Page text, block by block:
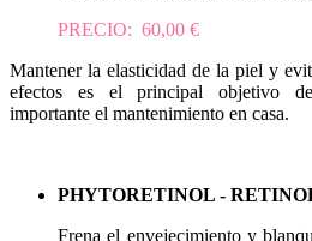
PRECIO: 60,00 €
Mantener la elasticidad de la piel y
efectos es el principal objetivo
importante el mantenimiento en casa.
PHYTORETINOL -
Frena el envejecimiento y